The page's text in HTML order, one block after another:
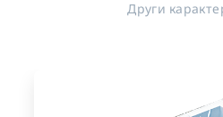
Други